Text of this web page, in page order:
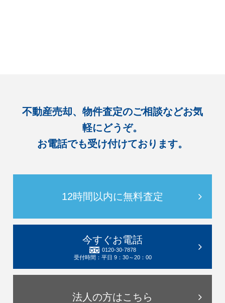
不動産売却、物件査定のご相談などお気
軽にどうぞ。
お電話でも受け付けております。
12時間以内に無料査定
今すぐお電話
0120-30-7878
受付時間：平日 9：30～20：00
法人の方はこちら